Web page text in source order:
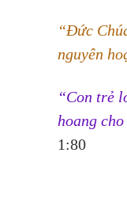
“Đức
nguyên
“Con trẻ
hoang
1:80